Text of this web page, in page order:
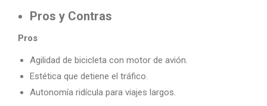
Pros y Contras
Pros
Agilidad de bicicleta con motor de avión.
Estética que detiene el tráfico.
Autonomía ridícula para viajes largos.